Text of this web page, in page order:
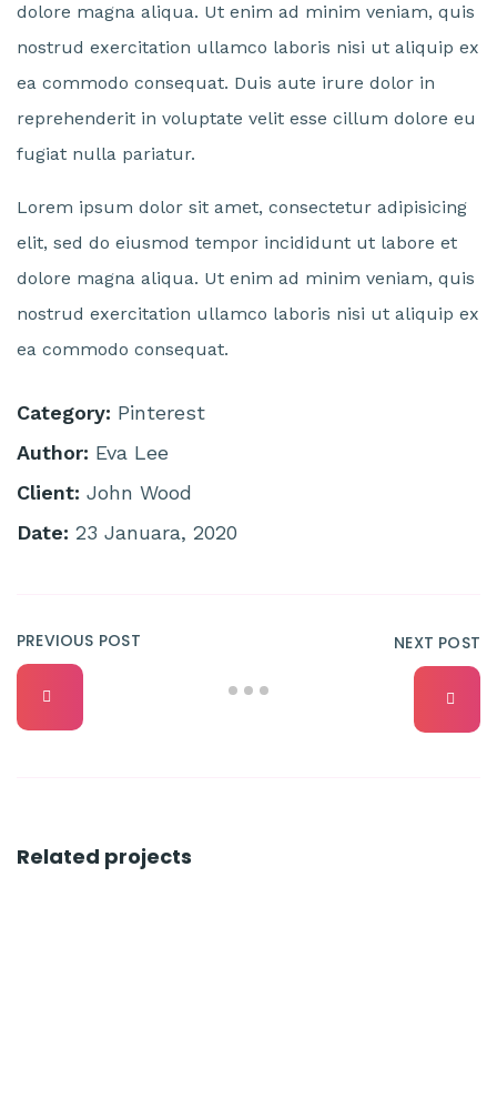
dolore magna aliqua. Ut enim ad minim veniam, quis
nostrud exercitation ullamco laboris nisi ut aliquip ex
ea commodo consequat. Duis aute irure dolor in
reprehenderit in voluptate velit esse cillum dolore eu
fugiat nulla pariatur.
Lorem ipsum dolor sit amet, consectetur adipisicing
elit, sed do eiusmod tempor incididunt ut labore et
dolore magna aliqua. Ut enim ad minim veniam, quis
nostrud exercitation ullamco laboris nisi ut aliquip ex
ea commodo consequat.
Category: Pinterest
Author: Eva Lee
Client: John Wood
Date: 23 Januara, 2020
PREVIOUS POST NEXT POST
Related projects